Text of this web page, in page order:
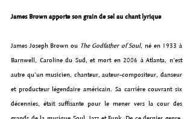
James Brown apporte son grain de sel au chant lyrique
James Joseph Brown ou The Godfather of Soul, né en 1933 à
Barnwell, Caroline du Sud, et mort en 2006 à Atlanta, n’est
autre qu’un musicien, chanteur, auteur-compositeur, danseur
et producteur légendaire américain. Sa carrière couvrant six
décennies, était suffisante pour le mener vers la cour des